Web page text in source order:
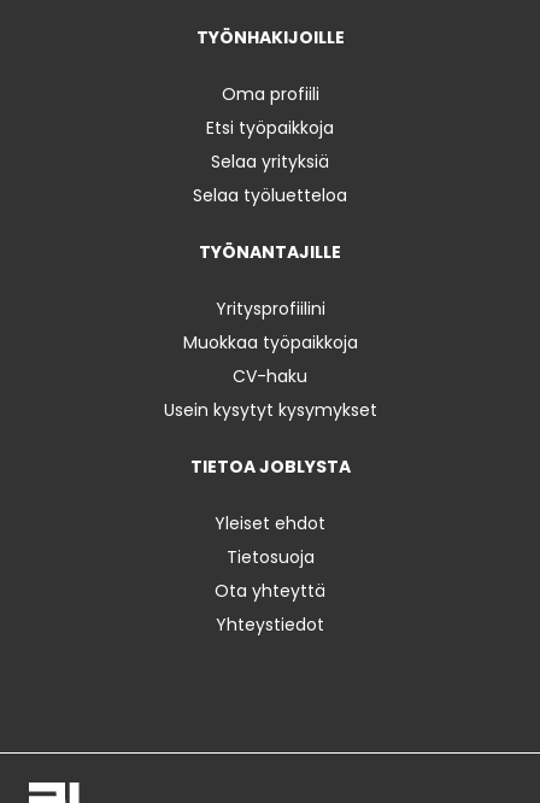
TYÖNHAKIJOILLE
Oma profiili
Etsi työpaikkoja
Selaa yrityksiä
Selaa työluetteloa
TYÖNANTAJILLE
Yritysprofiilini
Muokkaa työpaikkoja
CV-haku
Usein kysytyt kysymykset
TIETOA JOBLYSTA
Yleiset ehdot
Tietosuoja
Ota yhteyttä
Yhteystiedot